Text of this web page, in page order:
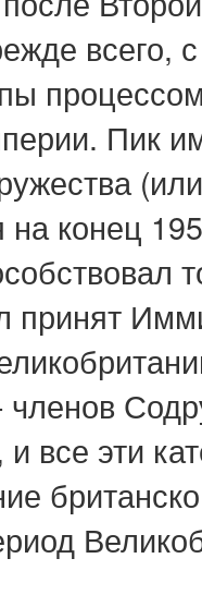
всего,
Пик
конец
принят
членов
все эти